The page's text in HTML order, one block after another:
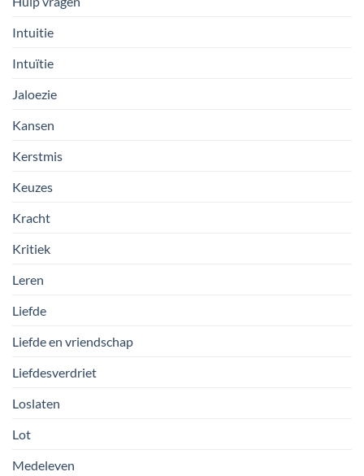
Intuitie
Intuïtie
Jaloezie
Kansen
Kerstmis
Keuzes
Kracht
Kritiek
Leren
Liefde
Liefde en vriendschap
Liefdesverdriet
Loslaten
Lot
Medeleven